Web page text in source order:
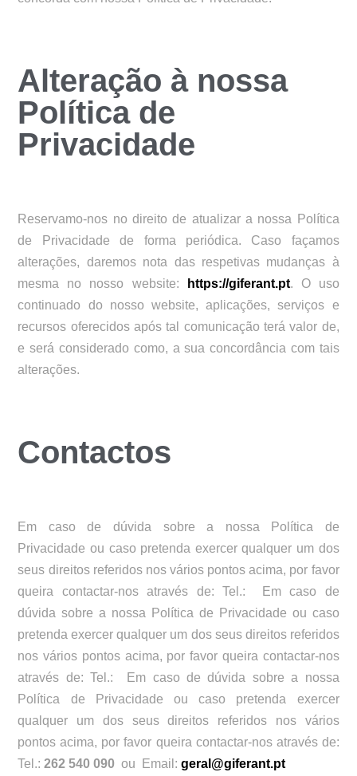
Alteração à nossa
Política de
Privacidade
Reservamo-nos no direito de atualizar a nossa Política
de Privacidade de forma periódica. Caso façamos
alterações, daremos nota das respetivas mudanças à
mesma no nosso website:
https://giferant.pt. O uso
continuado do nosso website, aplicações, serviços e
recursos oferecidos após tal comunicação terá valor de,
e será considerado como, a sua concordância com tais
alterações.
Contactos
Em caso de dúvida sobre a nossa Política de
Privacidade ou caso pretenda exercer qualquer um dos
seus direitos referidos nos vários pontos acima, por favor
queira contactar-nos através de: Tel.:
Em caso de
dúvida sobre a nossa Política de Privacidade ou caso
pretenda exercer qualquer um dos seus direitos referidos
nos vários pontos acima, por favor queira contactar-nos
através de: Tel.:
Em caso de dúvida sobre a nossa
Política de Privacidade ou caso pretenda exercer
qualquer um dos seus direitos referidos nos vários
pontos acima, por favor queira contactar-nos através de:
Tel.:262 540 090 ou Email:geral@giferant.pt